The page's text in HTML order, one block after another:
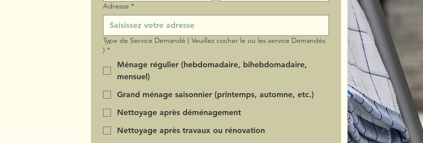
Adresse *
Type de Service Demandé ( Veuillez cocher le ou les service Demandés
) *
Ménage régulier (hebdomadaire, bihebdomadaire,
mensuel)
Grand ménage saisonnier (printemps, automne, etc.)
Nettoyage après déménagement
Nettoyage après travaux ou rénovation